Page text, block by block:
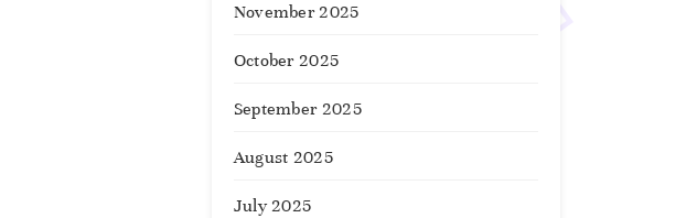
November 2025
October 2025
September 2025
August 2025
July 2025